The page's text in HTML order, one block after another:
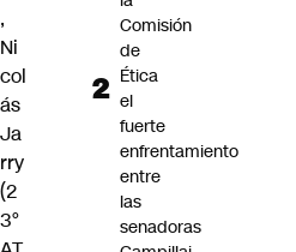
,
Ni
col
ás
Ja
rry
(2
3°
Comisión
de
Ética
el
fuerte
enfrentamiento
entre
las
senadoras